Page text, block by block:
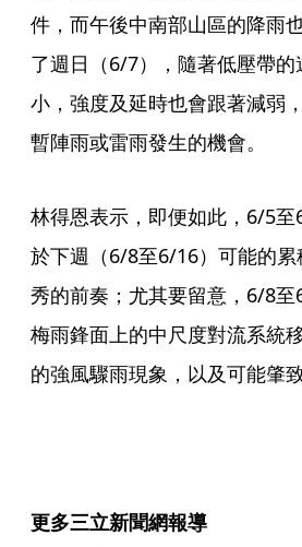
件，而午後中南部山區的降雨
了週日（6/7），隨著低壓帶
小，強度及延時也會跟著減弱
暫陣雨或雷雨發生的機會。
林得恩表示，即便如此，6/5
於下週（6/8至6/16）可能的
秀的前奏；尤其要留意，6/8
梅雨鋒面上的中尺度對流系統
的強風驟雨現象，以及可能肇
更多三立新聞網報導